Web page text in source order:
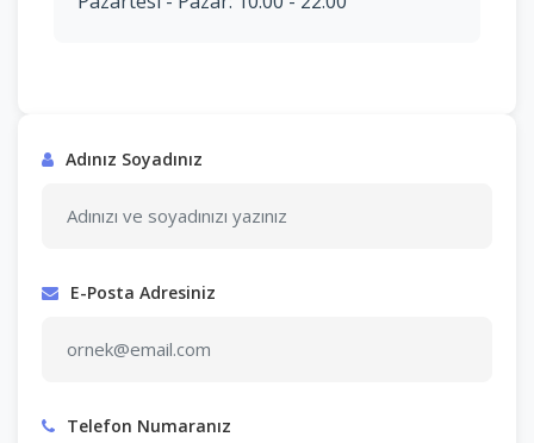
Adınız Soyadınız
E-Posta Adresiniz
Telefon Numaranız